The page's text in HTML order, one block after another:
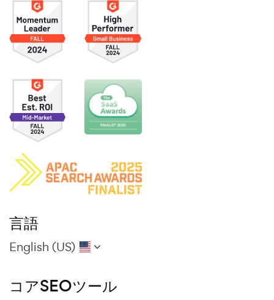
言語
English (US)
コアSEOツール